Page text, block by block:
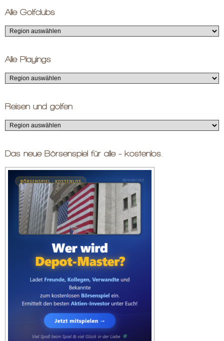
Alle Golfclubs
Alle Playings
Reisen und golfen
Das neue Börsenspiel für alle - kostenlos.